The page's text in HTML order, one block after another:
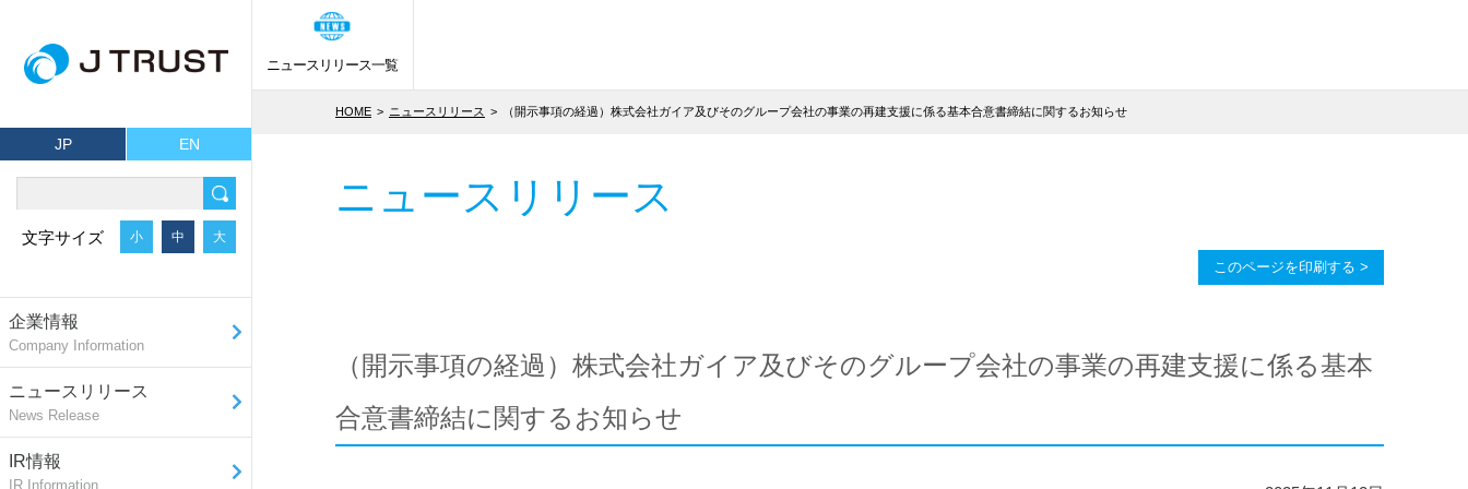
JP EN
文字サイズ 小 中 大
企業情報
Company Information
ニュースリリース
News Release
IR情報
IR Information
ニュースリリース一覧
HOME ニュースリリース （開示事項の経過）株式会社ガイア及びそのグループ会社の事業の再建支援に係る基本合意書締結に関するお知らせ
ニュースリリース
このページを印刷する >
（開示事項の経過）株式会社ガイア及びそのグループ会社の事業の再建支援に係る基本
合意書締結に関するお知らせ